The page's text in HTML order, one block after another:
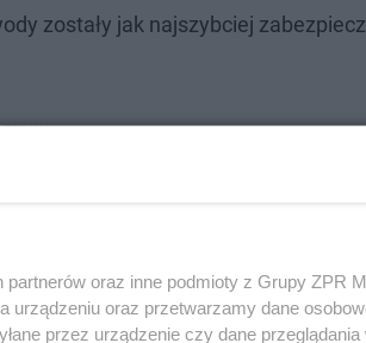
zostały jak najszybciej
partnerów oraz inne podmioty z Grupy ZPR
urządzeniu oraz przetwarzamy dane
przez urządzenie czy dane